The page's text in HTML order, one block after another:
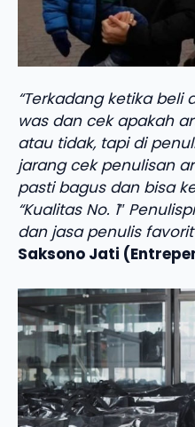
“Terkadang ketika beli
was dan cek apakah
atau tidak, tapi di
jarang cek penulisan
pasti bagus dan bisa
“Kualitas No. 1″
dan jasa penulis favorit
Saksono Jati